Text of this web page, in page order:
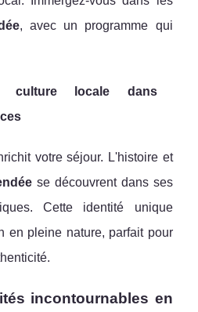
, avec un programme qui
culture locale dans
votre séjour. L'histoire et
se découvrent dans ses
Cette identité unique
en pleine nature, parfait pour
incontournables en